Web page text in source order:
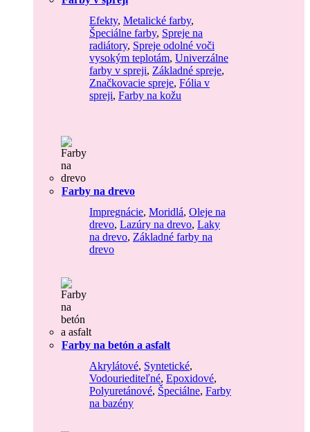
Efekty, Metalické farby,
Špeciálne farby, Spreje na
radiátory, Spreje odolné voči
vysokým teplotám, Univerzálne
farby v spreji, Základné spreje,
Značkovacie spreje, Fólia v
spreji, Farby na kožu
Farby na drevo
Impregnácie, Moridlá, Oleje na
drevo, Lazúry na drevo, Laky
na drevo, Základné farby na
drevo
Farby na betón a asfalt
Akrylátové, Syntetické,
Vodouriediteľné, Epoxidové,
Polyuretánové, Špeciálne, Farby
na bazény